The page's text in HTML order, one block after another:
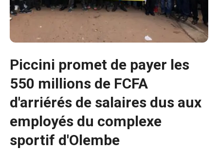
Piccini promet de payer les
550 millions de FCFA
d'arriérés de salaires dus aux
employés du complexe
sportif d'Olembe
Nécessaire
sont pas
facultatifs. Ils
sont